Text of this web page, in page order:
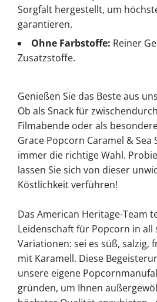
Sorgfalt hergestellt, um
garantieren.
Ohne Farbstoffe: Reiner
Zusatzstoffe.
Genießen Sie das Beste aus
Ob als Snack für
Filmabende oder als
Grace Popcorn Caramel & Sea
immer die richtige Wahl.
lassen Sie sich von dieser
Köstlichkeit verführen!
Das American Heritage-Team
Leidenschaft für Popcorn in all
Variationen: sei es süß, salzig,
mit Karamell. Diese
unsere eigene
gründen, um Ihnen